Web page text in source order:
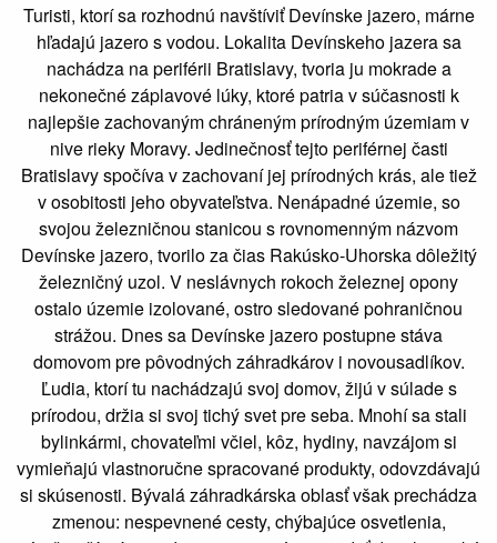
Turisti, ktorí sa rozhodnú navštíviť Devínske jazero, márne
hľadajú jazero s vodou. Lokalita Devínskeho jazera sa
nachádza na periférii Bratislavy, tvoria ju mokrade a
nekonečné záplavové lúky, ktoré patria v súčasnosti k
najlepšie zachovaným chráneným prírodným územiam v
nive rieky Moravy. Jedinečnosť tejto periférnej časti
Bratislavy spočíva v zachovaní jej prírodných krás, ale tiež
v osobitosti jeho obyvateľstva. Nenápadné územie, so
svojou železničnou stanicou s rovnomenným názvom
Devínske jazero, tvorilo za čias Rakúsko-Uhorska dôležitý
železničný uzol. V neslávnych rokoch železnej opony
ostalo územie izolované, ostro sledované pohraničnou
strážou. Dnes sa Devínske jazero postupne stáva
domovom pre pôvodných záhradkárov i novousadlíkov.
Ľudia, ktorí tu nachádzajú svoj domov, žijú v súlade s
prírodou, držia si svoj tichý svet pre seba. Mnohí sa stali
bylinkármi, chovateľmi včiel, kôz, hydiny, navzájom si
vymieňajú vlastnoručne spracované produkty, odovzdávajú
si skúsenosti. Bývalá záhradkárska oblasť však prechádza
zmenou: nespevnené cesty, chýbajúce osvetlenia,